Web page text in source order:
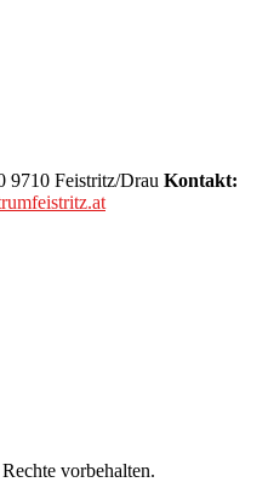
9710 Feistritz/Drau Kontakt:
vorbehalten.